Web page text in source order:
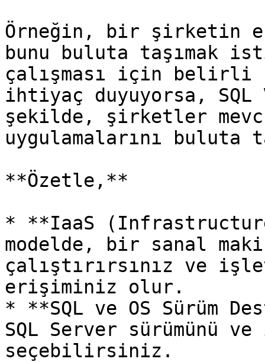
Örneğin, bir şirketin
bunu buluta taşımak
çalışması için belirli
ihtiyaç duyuyorsa,
şekilde, şirketler
uygulamalarını
**Özetle,**
* **IaaS
modelde, bir sanal
çalıştırırsınız ve
erişiminiz olur.
* **SQL ve OS Sürüm
SQL Server sürümünü
seçebilirsiniz.